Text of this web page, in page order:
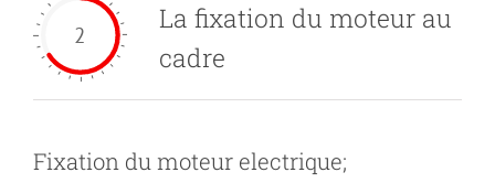
2
La fixation du moteur au
cadre
Fixation du moteur electrique;